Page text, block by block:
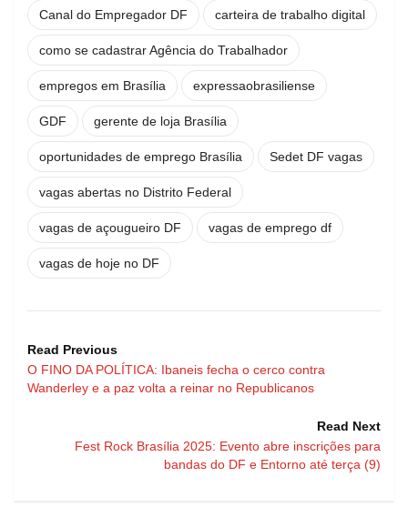
Canal do Empregador DF carteira de trabalho digital
como se cadastrar Agência do Trabalhador
empregos em Brasília expressaobrasiliense
GDF gerente de loja Brasília
oportunidades de emprego Brasília Sedet DF vagas
vagas abertas no Distrito Federal
vagas de açougueiro DF vagas de emprego df
vagas de hoje no DF
Read Previous
O FINO DA POLÍTICA: Ibaneis fecha o cerco contra
Wanderley e a paz volta a reinar no Republicanos
Read Next
Fest Rock Brasília 2025: Evento abre inscrições para
bandas do DF e Entorno até terça (9)